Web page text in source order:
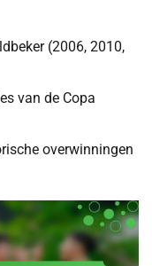
(2006, 2010,
van de Copa
overwinningen